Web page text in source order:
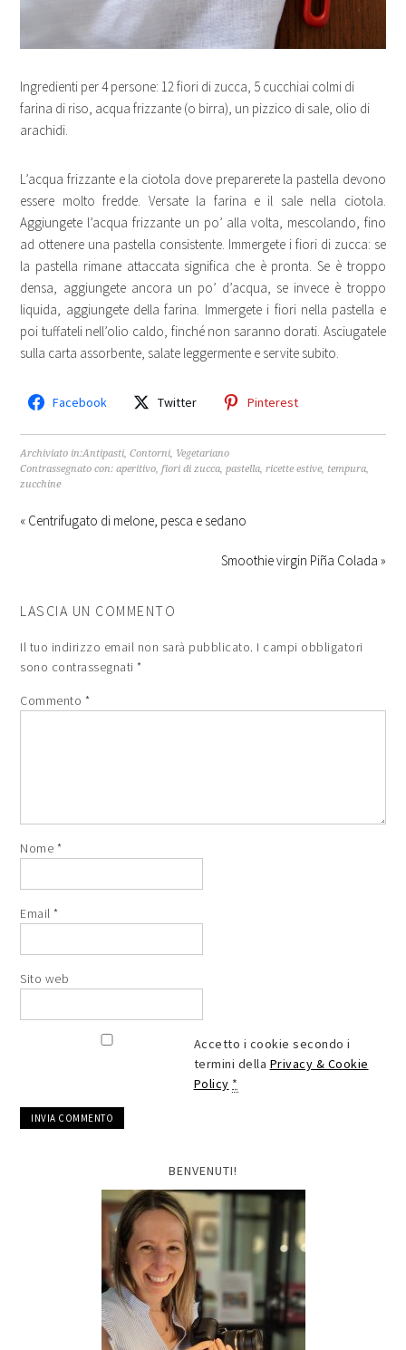
Ingredienti per 4 persone: 12 fiori di zucca, 5 cucchiai colmi di
farina di riso, acqua frizzante (o birra), un pizzico di sale, olio di
arachidi.
L’acqua frizzante e la ciotola dove preparerete la pastella devono
essere molto fredde. Versate la farina e il sale nella ciotola.
Aggiungete l’acqua frizzante un po’ alla volta, mescolando, fino
ad ottenere una pastella consistente. Immergete i fiori di zucca: se
la pastella rimane attaccata significa che è pronta. Se è troppo
densa, aggiungete ancora un po’ d’acqua, se invece è troppo
liquida, aggiungete della farina. Immergete i fiori nella pastella e
poi tuffateli nell’olio caldo, finché non saranno dorati. Asciugatele
sulla carta assorbente, salate leggermente e servite subito.
Facebook Twitter Pinterest
Archiviato in:Antipasti ,Contorni Vegetariano
Contrassegnato con:aperitivo fiori di zucca pastella ricette estive tempura
zucchine
« Centrifugato di melone, pesca e sedano
Smoothie virgin Piña Colada »
LASCIA UN COMMENTO
Il tuo indirizzo email non sarà pubblicato. I campi obbligatori
sono contrassegnati*
Commento *
Nome *
Email*
Sito web
Accetto i cookie secondo i
termini della Privacy & Cookie
Policy *
BENVENUTI!